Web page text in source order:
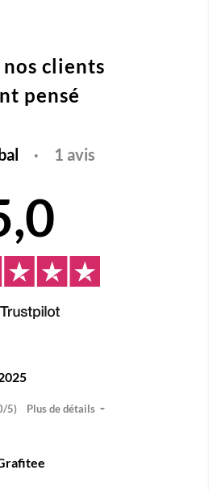
nos clients
pensé
· 1 avis
5) Plus de détails